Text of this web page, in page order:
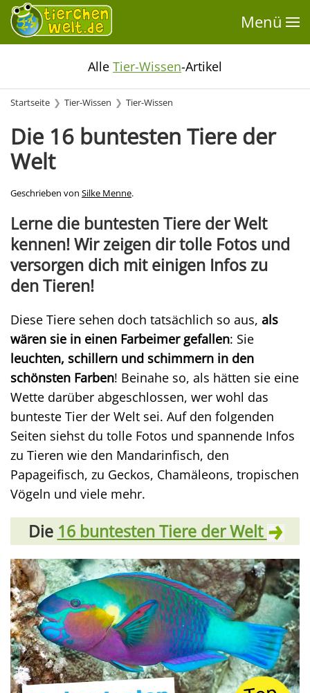
Menü
Alle Tier-Wissen-Artikel
Startseite Tier-Wissen Tier-Wissen
Die 16 buntesten Tiere der
Welt
Geschrieben von Silke Menne.
Lerne die buntesten Tiere der Welt
kennen! Wir zeigen dir tolle Fotos und
versorgen dich mit einigen Infos zu
den Tieren!
Diese Tiere sehen doch tatsächlich so aus, als
wären sie in einen Farbeimer gefallen: Sie
leuchten, schillern und schimmern in den
schönsten Farben! Beinahe so, als hätten sie eine
Wette darüber abgeschlossen, wer wohl das
bunteste Tier der Welt sei. Auf den folgenden
Seiten siehst du tolle Fotos und spannende Infos
zu Tieren wie den Mandarinfisch, den
Papageifisch, zu Geckos, Chamäleons, tropischen
Vögeln und viele mehr.
Die 16 buntesten Tiere der Welt